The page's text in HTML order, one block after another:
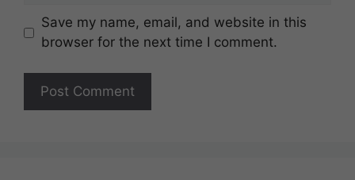
Save my name, email, and website in this
browser for the next time I comment.